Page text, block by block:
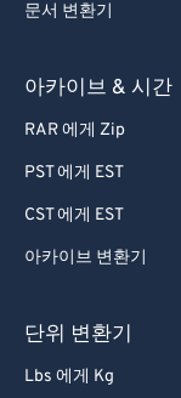
문서 변환기
아카이브 & 시간
RAR 에게 Zip
PST 에게 EST
CST 에게 EST
아카이브 변환기
단위 변환기
Lbs 에게 Kg